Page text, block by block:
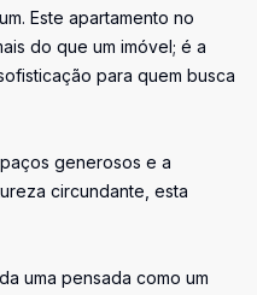
Este apartamento no
do que um imóvel; é a
para quem busca
generosos e a
circundante, esta
uma pensada como um